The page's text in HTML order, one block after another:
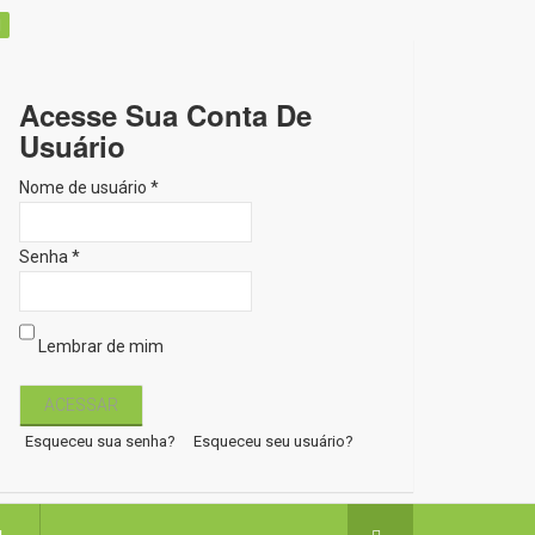
Acesse Sua Conta De
Usuário
Nome de usuário *
Senha *
Lembrar de mim
Esqueceu sua senha? Esqueceu seu usuário?